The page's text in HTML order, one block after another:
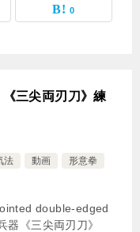
0
三尖両刃刀》練
法 動画
形意拳
double-edged
《三尖両刃刀》